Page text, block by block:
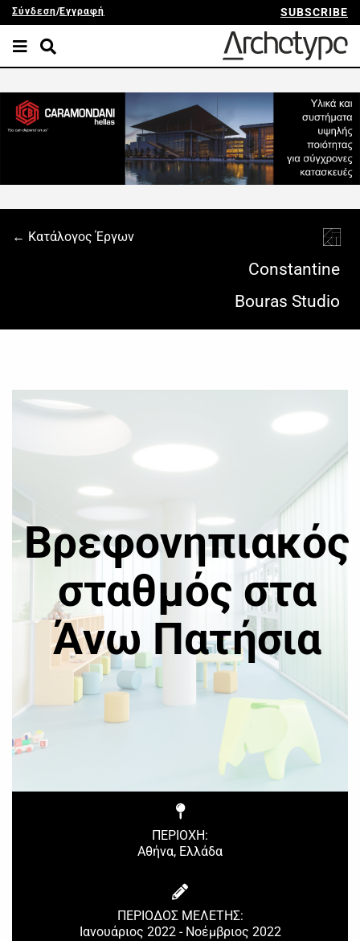
Σύνδεση/Εγγραφή SUBSCRIBE
← Κατάλογος Έργων
Constantine
Bouras Studio
Βρεφονηπιακός
σταθμός στα
Άνω Πατήσια
ΠΕΡΙΟΧΗ:
Αθήνα, Ελλάδα
ΠΕΡΙΟΔΟΣ ΜΕΛΕΤΗΣ:
Ιανουάριος 2022 - Νοέμβριος 2022